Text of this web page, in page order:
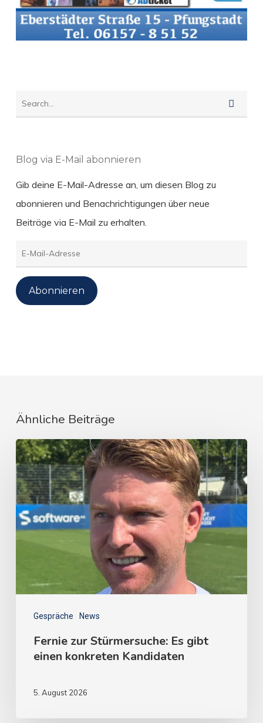
Blog via E-Mail abonnieren
Gib deine E-Mail-Adresse an, um diesen Blog zu
abonnieren und Benachrichtigungen über neue
Beiträge via E-Mail zu erhalten.
E-
Mail-
Adresse
Abonnieren
Ähnliche Beiträge
Gespräche News
Fernie zur Stürmersuche: Es gibt
einen konkreten Kandidaten
5. August 2026